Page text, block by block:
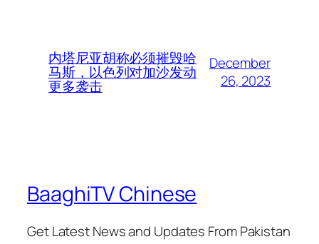
内塔尼亚胡称必须摧毁哈
马斯，以色列对加沙发动
更多袭击
December
26, 2023
BaaghiTV Chinese
Get Latest News and Updates From Pakistan